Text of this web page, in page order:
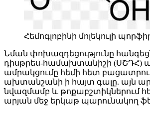
Հեմոգլոբինի մոլեկուլի
Նման փոխազդեցությունը
դիսթրես-համախտանիշի (ՍՇԴՀ)
ամրակցումը հեմի հետ
ախտանշանի ի հայտ գալը. այն
նվազմամբ և թոքաբշտիկներում
արյան մեջ երկաթ պարունակող